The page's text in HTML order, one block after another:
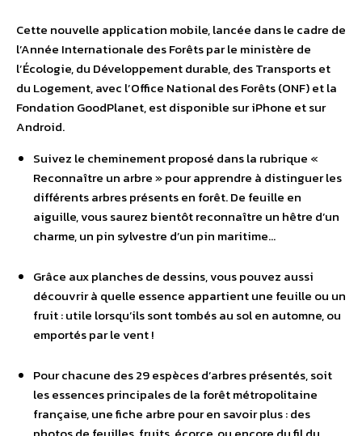
Cette nouvelle application mobile, lancée dans le cadre de
l’Année Internationale des Forêts par le ministère de
l’Écologie, du Développement durable, des Transports et
du Logement, avec l’Office National des Forêts (ONF) et la
Fondation GoodPlanet, est disponible sur iPhone et sur
Android.
Suivez le cheminement proposé dans la rubrique «
Reconnaître un arbre » pour apprendre à distinguer les
différents arbres présents en forêt. De feuille en
aiguille, vous saurez bientôt reconnaître un hêtre d’un
charme, un pin sylvestre d’un pin maritime…
Grâce aux planches de dessins, vous pouvez aussi
découvrir à quelle essence appartient une feuille ou un
fruit : utile lorsqu’ils sont tombés au sol en automne, ou
emportés par le vent !
Pour chacune des 29 espèces d’arbres présentés, soit
les essences principales de la forêt métropolitaine
française, une fiche arbre pour en savoir plus : des